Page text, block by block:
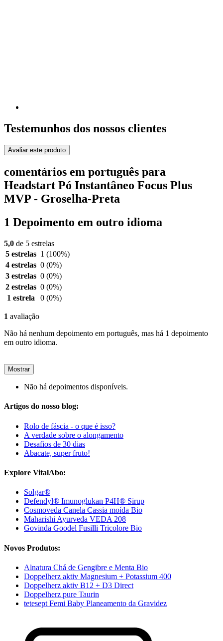
Testemunhos dos nossos clientes
Avaliar este produto
comentários em português para
Headstart Pó Instantâneo Focus Plus
MVP - Groselha-Preta
1 Depoimento em outro idioma
5,0 de 5 estrelas
5 estrelas 1 (100%)
4 estrelas 0 (0%)
3 estrelas 0 (0%)
2 estrelas 0 (0%)
1 estrela
0 (0%)
1 avaliação
Não há nenhum depoimento em português, mas há 1 depoimento
em outro idioma.
Mostrar
Não há depoimentos disponíveis.
Artigos do nosso blog:
Rolo de fáscia - o que é isso?
A verdade sobre o alongamento
Desafios de 30 dias
Abacate, super fruto!
Explore VitalAbo:
Solgar®
Defendyl® Imunoglukan P4H® Sirup
Cosmoveda Canela Cassia moída Bio
Maharishi Ayurveda VEDA 208
Govinda Goodel Fusilli Tricolore Bio
Novos Produtos:
Alnatura Chá de Gengibre e Menta Bio
Doppelherz aktiv Magnesium + Potassium 400
Doppelherz aktiv B12 + D3 Direct
Doppelherz pure Taurin
tetesept Femi Baby Planeamento da Gravidez